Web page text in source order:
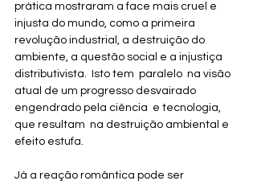
prática mostraram a face mais cruel e
injusta do mundo, como a primeira
revolução industrial, a destruição do
ambiente, a questão social e a injustiça
distributivista.  Isto tem  paralelo  na visão
atual de um progresso desvairado
engendrado pela ciência  e tecnologia,
que resultam  na destruição ambiental e
efeito estufa.
Já a reação romântica pode ser